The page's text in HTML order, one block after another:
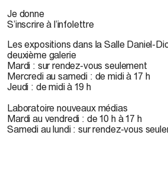
Je donne
S’inscrire à l’infolettre
Les expositions dans la Salle Daniel-
deuxième galerie
Mardi : sur rendez-vous seulement
Mercredi au samedi : de midi à 17 h
Jeudi : de midi à 19 h
Laboratoire nouveaux médias
Mardi au vendredi : de 10 h à 17 h
Samedi au lundi : sur rendez-vous